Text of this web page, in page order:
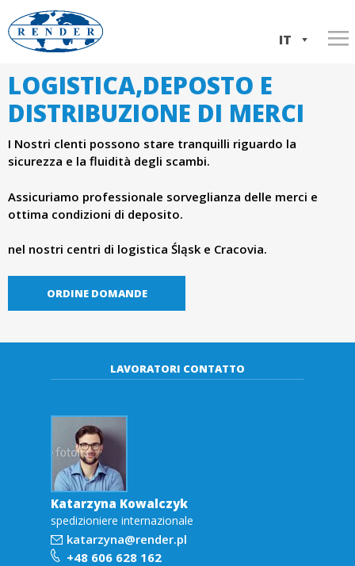
al
principale
w
w
w
.
IT
EN
Home
Servizi
Trasporto Italia ⇆ Polonia
Spedizioni internazionali
Logistica,deposto e distribuzione di merci
Informazioni sulla società
Documenti aziendali
Contatto
LOGISTICA,DEPOSTO E
DISTRIBUZIONE DI MERCI
I Nostri clenti possono stare tranquilli riguardo la
sicurezza e la fluidità degli scambi.
Assicuriamo professionale sorveglianza delle merci e
ottima condizioni di deposito.
nel nostri centri di logistica Śląsk e Cracovia.
ORDINE DOMANDE
LAVORATORI CONTATTO
Katarzyna Kowalczyk
spedizioniere internazionale
katarzyna@render.pl
+48 606 628 162